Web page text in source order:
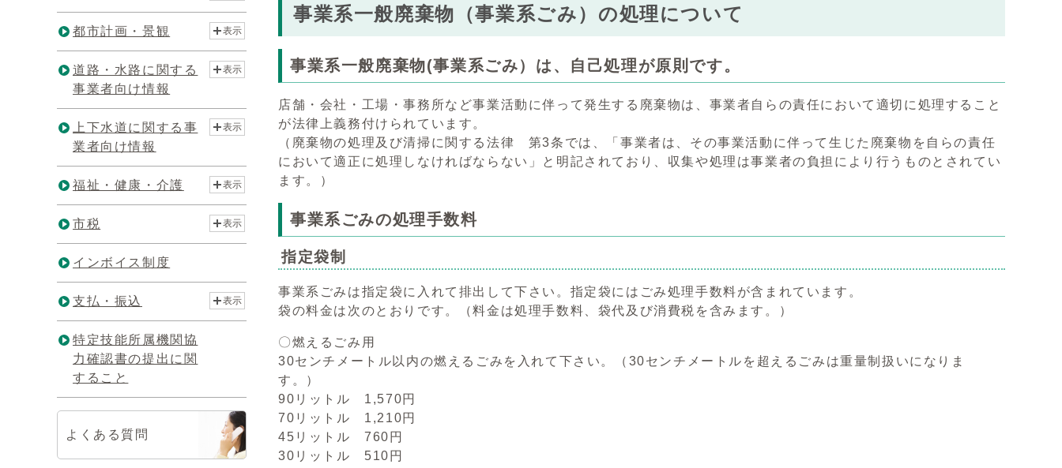
事業系一般廃棄物（事業系ごみ）の処理について
事業系一般廃棄物(事業系ごみ）は、自己処理が原則です。
店舗・会社・工場・事務所など事業活動に伴って発生する廃棄物は、事業者自らの責任において適切に処理すること
が法律上義務付けられています。
（廃棄物の処理及び清掃に関する法律 第3条では、「事業者は、その事業活動に伴って生じた廃棄物を自らの責任
において適正に処理しなければならない」と明記されており、収集や処理は事業者の負担により行うものとされてい
ます。）
事業系ごみの処理手数料
指定袋制
事業系ごみは指定袋に入れて排出して下さい。指定袋にはごみ処理手数料が含まれています。
袋の料金は次のとおりです。（料金は処理手数料、袋代及び消費税を含みます。）
〇燃えるごみ用
30センチメートル以内の燃えるごみを入れて下さい。（30センチメートルを超えるごみは重量制扱いになりま
す。）
90リットル 1,570円
70リットル 1,210円
45リットル 760円
30リットル 510円
都市計画・景観 表示
道路・水路に関する
事業者向け情報
表示
上下水道に関する事
業者向け情報
表示
福祉・健康・介護 表示
市税 表示
インボイス制度
支払・振込 表示
特定技能所属機関協
力確認書の提出に関
すること
よくある質問